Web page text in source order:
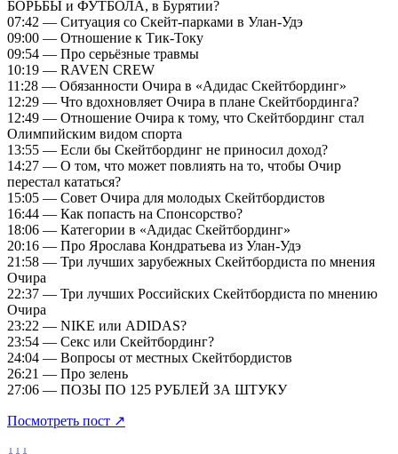
БОРЬБЫ и ФУТБОЛА, в Бурятии?
07:42 — Ситуация со Скейт-парками в Улан-Удэ
09:00 — Отношение к Тик-Току
09:54 — Про серьёзные травмы
10:19 — RAVEN CREW
11:28 — Обязанности Очира в «Адидас Скейтбординг»
12:29 — Что вдохновляет Очира в плане Скейтбординга?
12:49 — Отношение Очира к тому, что Скейтбординг стал
Олимпийским видом спорта
13:55 — Если бы Скейтбординг не приносил доход?
14:27 — О том, что может повлиять на то, чтобы Очир
перестал кататься?
15:05 — Совет Очира для молодых Скейтбордистов
16:44 — Как попасть на Спонсорство?
18:06 — Категории в «Адидас Скейтбординг»
20:16 — Про Ярослава Кондратьева из Улан-Удэ
21:58 — Три лучших зарубежных Скейтбордиста по мнения
Очира
22:37 — Три лучших Российских Скейтбордиста по мнению
Очира
23:22 — NIKE или ADIDAS?
23:54 — Секс или Скейтбординг?
24:04 — Вопросы от местных Скейтбордистов
26:21 — Про зелень
27:06 — ПОЗЫ ПО 125 РУБЛЕЙ ЗА ШТУКУ
Посмотреть пост ↗
↓↓↓